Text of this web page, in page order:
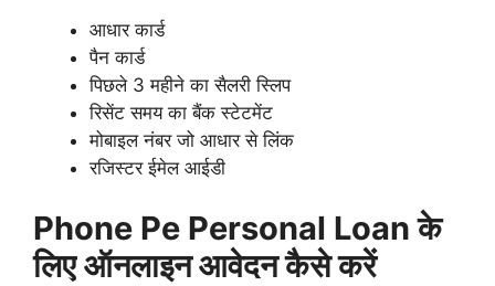
आधार कार्ड
पैन कार्ड
पिछले 3 महीने का सैलरी स्लिप
रिसेंट समय का बैंक स्टेटमेंट
मोबाइल नंबर जो आधार से लिंक
रजिस्टर ईमेल आईडी
Phone Pe Personal Loan के
लिए ऑनलाइन आवेदन कैसे करें